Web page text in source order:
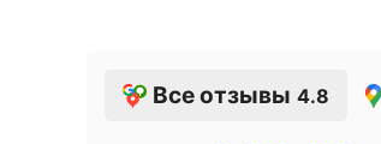
Все отзывы 4.8